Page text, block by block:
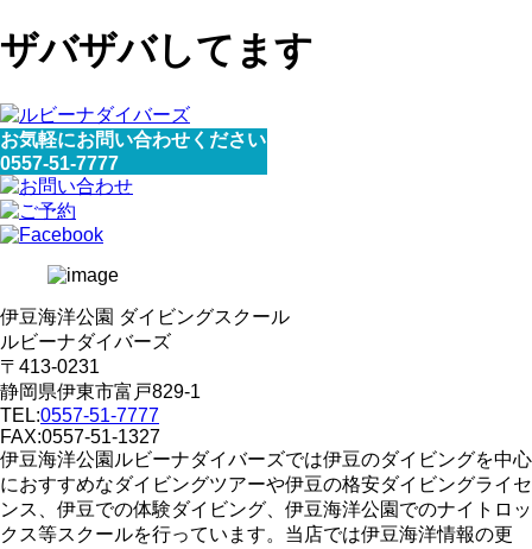
ザバザバしてます
お気軽にお問い合わせください
0557-51-7777
伊豆海洋公園 ダイビングスクール
ルビーナダイバーズ
〒413-0231
静岡県伊東市富戸829-1
TEL:0557-51-7777
FAX:0557-51-1327
伊豆海洋公園ルビーナダイバーズでは伊豆のダイビングを中心
におすすめなダイビングツアーや伊豆の格安ダイビングライセ
ンス、伊豆での体験ダイビング、伊豆海洋公園でのナイトロッ
クス等スクールを行っています。当店では伊豆海洋情報の更